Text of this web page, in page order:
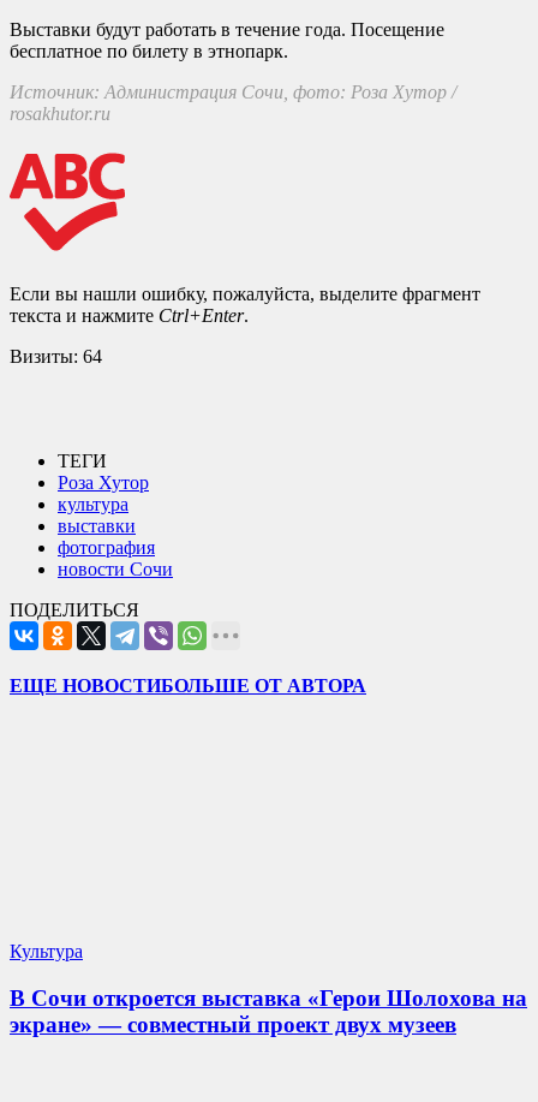
Выставки будут работать в течение года. Посещение
бесплатное по билету в этнопарк.
Источник: Администрация Сочи, фото: Роза Хутор /
rosakhutor.ru
Если вы нашли ошибку, пожалуйста, выделите фрагмент
текста и нажмите Ctrl+Enter.
Визиты: 64
ТЕГИ
Роза Хутор
культура
выставки
фотография
новости Сочи
ПОДЕЛИТЬСЯ
ЕЩЕ НОВОСТИБОЛЬШЕ ОТ АВТОРА
Культура
В Сочи откроется выставка «Герои Шолохова на
экране» — совместный проект двух музеев